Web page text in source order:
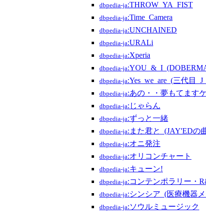
dbpedia-ja:THROW_YA_FIST
dbpedia-ja:Time_Camera
dbpedia-ja:UNCHAINED
dbpedia-ja:URALi
dbpedia-ja:Xperia
dbpedia-ja
dbpedia-ja:Yes_we_are_(三代目
dbpedia-ja:あの・・夢もてますケ
dbpedia-ja:じゃらん
dbpedia-ja:ずっと一緒
dbpedia-ja:また君と_(JAY'EDの
dbpedia-ja:オニ発注
dbpedia-ja:オリコンチャート
dbpedia-ja:キューン!
dbpedia-ja:コンテンポラリー・
dbpedia-ja:シンシア_(医療機器
dbpedia-ja:ソウルミュージック